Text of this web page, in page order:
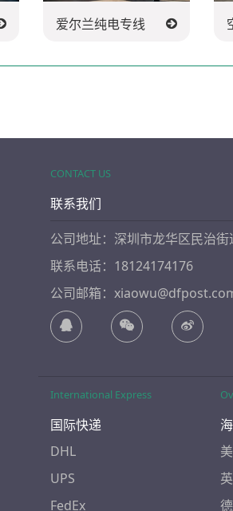
爱尔兰纯电专线
CONTACT US
联系我们
公司地址：深圳市龙华区民治
联系电话：18124174176
公司邮箱：
International Express
国际快递
DHL
UPS
FedEx